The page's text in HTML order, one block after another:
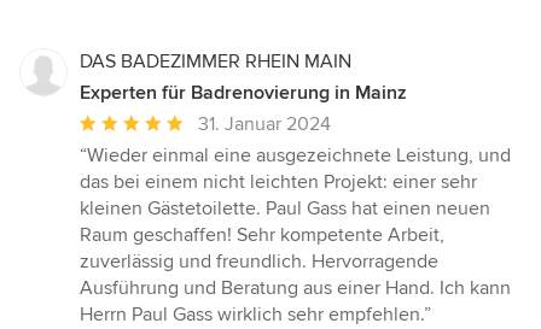
DAS BADEZIMMER RHEIN MAIN
Experten für Badrenovierung in Mainz
Durchschnittliche
Bewertung:
5
von
5
Sternen
31. Januar 2024
“Wieder einmal eine ausgezeichnete Leistung, und
das bei einem nicht leichten Projekt: einer sehr
kleinen Gästetoilette. Paul Gass hat einen neuen
Raum geschaffen! Sehr kompetente Arbeit,
zuverlässig und freundlich. Hervorragende
Ausführung und Beratung aus einer Hand. Ich kann
Herrn Paul Gass wirklich sehr empfehlen.”